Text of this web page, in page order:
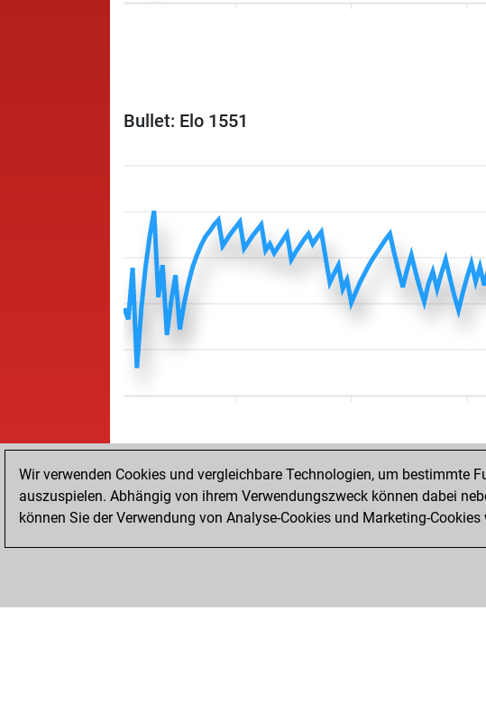
Bullet: Elo 1551
STARTSEITE
Wir verwenden Cookies und vergleichbare Technologien, um bestimmte
auszuspielen. Abhängig von ihrem Verwendungszweck können dabei
können Sie der Verwendung von Analyse-Cookies und Marketing-